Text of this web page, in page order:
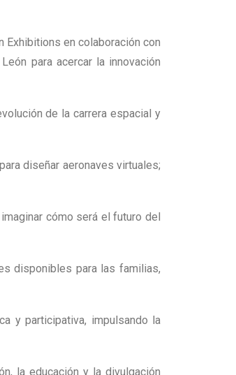
Exhibitions en colaboración con
para acercar la innovación
de la carrera espacial y
diseñar aeronaves virtuales;
cómo será el futuro del
disponibles para las familias,
y participativa, impulsando la
la educación y la divulgación